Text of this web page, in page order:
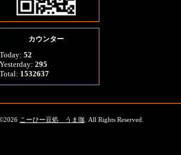
カウンター
Today: 52
Yesterday: 295
Total: 1532637
こーひー豆処 うま珈 . All Rights Reserved.